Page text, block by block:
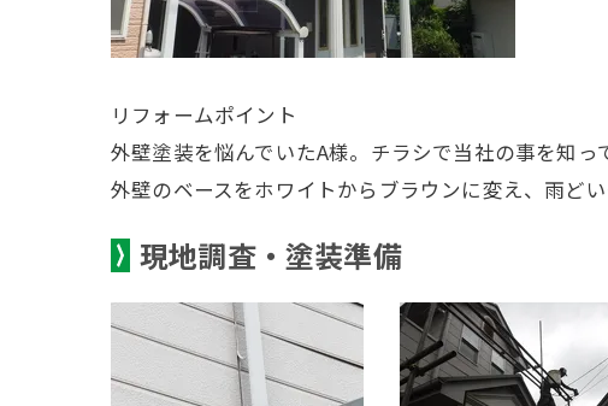
リフォームポイント
外壁塗装を悩んでいたA様。チラシで当社の事を知
外壁のベースをホワイトからブラウンに変え、雨ど
現地調査・塗装準備